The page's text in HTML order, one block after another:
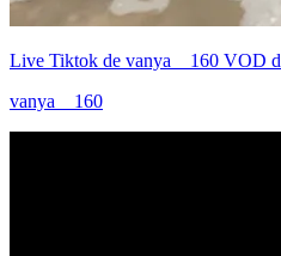
Live Tiktok de vanya__160 VOD
vanya__160